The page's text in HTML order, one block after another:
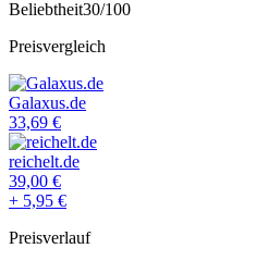
Beliebtheit30/100
Preisvergleich
Galaxus.de
33,69 €
reichelt.de
39,00 €
+ 5,95 €
Preisverlauf